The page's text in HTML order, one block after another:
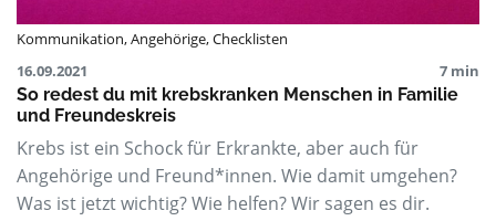
Kommunikation,Angehörige,Checklisten
16.09.2021
7 min
So redest du mit krebskranken Menschen in Familie
und Freundeskreis
Krebs ist ein Schock für Erkrankte, aber auch für
Angehörige und Freund*innen. Wie damit umgehen?
Was ist jetzt wichtig? Wie helfen? Wir sagen es dir.